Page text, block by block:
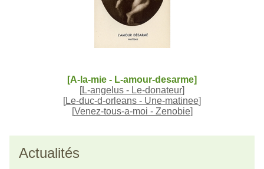
[A-la-mie - L-amour-desarme]
[L-angelus - Le-donateur]
[Le-duc-d-orleans - Une-matinee]
[Venez-tous-a-moi - Zenobie]
Actualités